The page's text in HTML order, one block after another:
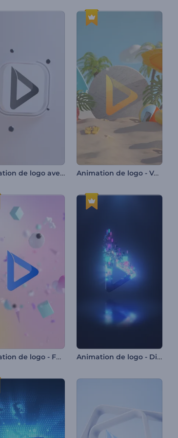
Animation de logo avec rotation minimale Animation de logo - Vacances d'été
Animation de logo - Formes en apesanteur Animation de logo - Dispersion éclatante